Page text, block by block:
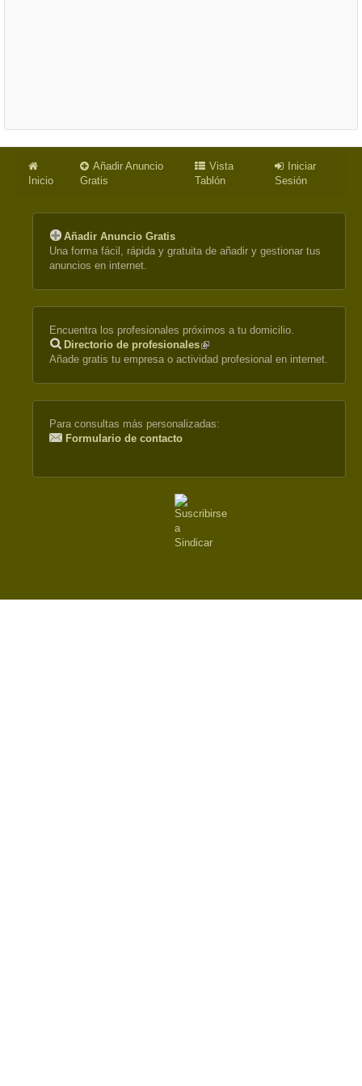
Inicio
Añadir Anuncio
Gratis
Vista
Tablón
Iniciar
Sesión
Añadir Anuncio Gratis
Una forma fácil, rápida y gratuita de añadir y gestionar tus
anuncios en internet.
Encuentra los profesionales próximos a tu domicilio.
Directorio de profesionales(link
is
Añade gratis tu empresa o actividad profesional en internet.
Para consultas más personalizadas:
Formulario de contacto